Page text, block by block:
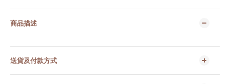
商品描述
送貨及付款方式